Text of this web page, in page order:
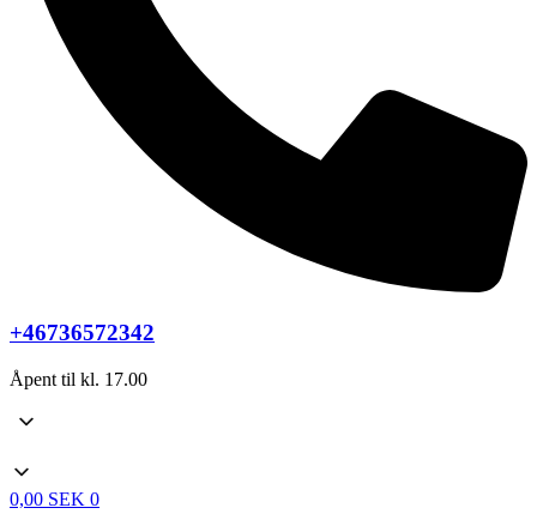
+46736572342
Åpent til kl. 17.00
0,00 SEK 0